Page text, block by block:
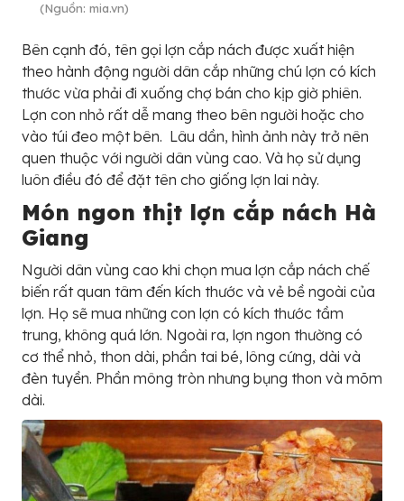
(Nguồn: mia.vn)
Bên cạnh đó, tên gọi lợn cắp nách được xuất hiện
theo hành động người dân cắp những chú lợn có kích
thước vừa phải đi xuống chợ bán cho kịp giờ phiên.
Lợn con nhỏ rất dễ mang theo bên người hoặc cho
vào túi đeo một bên. Lâu dần, hình ảnh này trở nên
quen thuộc với người dân vùng cao. Và họ sử dụng
luôn điều đó để đặt tên cho giống lợn lai này.
Món ngon thịt lợn cắp nách Hà
Giang
Người dân vùng cao khi chọn mua lợn cắp nách chế
biến rất quan tâm đến kích thước và vẻ bề ngoài của
lợn. Họ sẽ mua những con lợn có kích thước tầm
trung, không quá lớn. Ngoài ra, lợn ngon thường có
cơ thể nhỏ, thon dài, phần tai bé, lông cứng, dài và
đèn tuyền. Phần mông tròn nhưng bụng thon và mõm
dài.